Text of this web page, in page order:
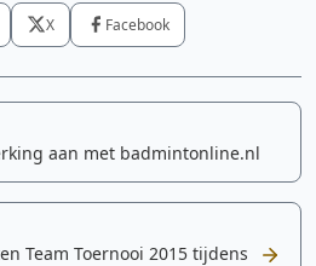
X Facebook
aan met badmintonline.nl
Team Toernooi 2015 tijdens